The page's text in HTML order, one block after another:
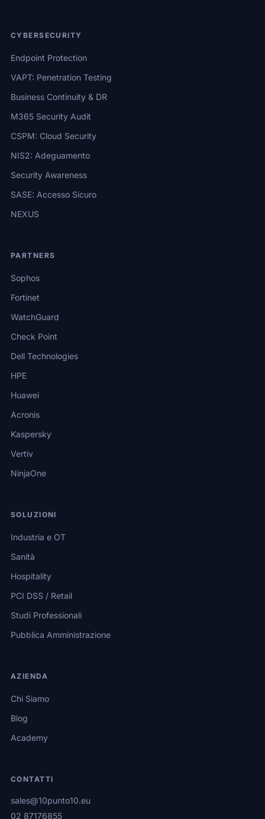
CYBERSECURITY
Endpoint Protection
VAPT: Penetration Testing
Business Continuity & DR
M365 Security Audit
CSPM: Cloud Security
NIS2: Adeguamento
Security Awareness
SASE: Accesso Sicuro
NEXUS
PARTNERS
Sophos
Fortinet
WatchGuard
Check Point
Dell Technologies
HPE
Huawei
Acronis
Kaspersky
Vertiv
NinjaOne
SOLUZIONI
Industria e OT
Sanità
Hospitality
PCI DSS / Retail
Studi Professionali
Pubblica Amministrazione
AZIENDA
Chi Siamo
Blog
Academy
CONTATTI
sales@10punto10.eu
02 87176855